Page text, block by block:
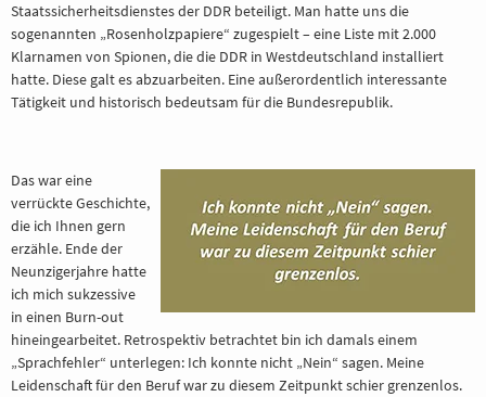
Staatssicherheitsdienstes der DDR beteiligt. Man hatte uns die
sogenannten „Rosenholzpapiere“ zugespielt – eine Liste mit 2.000
Klarnamen von Spionen, die die DDR in Westdeutschland installiert
hatte. Diese galt es abzuarbeiten. Eine außerordentlich interessante
Tätigkeit und historisch bedeutsam für die Bundesrepublik.
Das war eine
verrückte Geschichte,
die ich Ihnen gern
erzähle. Ende der
Neunzigerjahre hatte
ich mich sukzessive
in einen Burn-out
hineingearbeitet. Retrospektiv betrachtet bin ich damals einem
„Sprachfehler“ unterlegen: Ich konnte nicht „Nein“ sagen. Meine
Leidenschaft für den Beruf war zu diesem Zeitpunkt schier grenzenlos.